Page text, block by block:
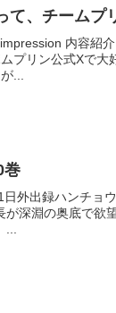
て、チームプ
内容紹
プリン公式Xで大
...
巻
外出録ハンチョ
深淵の奥底で欲